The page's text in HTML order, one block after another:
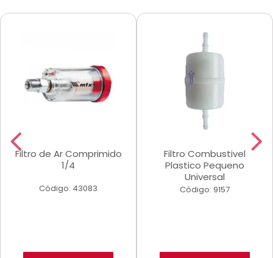
Filtro de Ar Comprimido
1/4
Código: 43083
Filtro Combustivel
Plastico Pequeno
Universal
Código: 9157